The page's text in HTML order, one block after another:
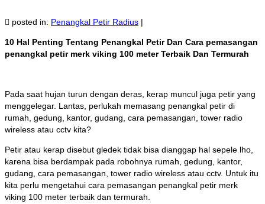
posted in: Penangkal Petir Radius |
10 Hal Penting Tentang Penangkal Petir Dan Cara pemasangan
penangkal petir merk viking 100 meter Terbaik Dan Termurah
Pada saat hujan turun dengan deras, kerap muncul juga petir yang
menggelegar. Lantas, perlukah memasang penangkal petir di
rumah, gedung, kantor, gudang, cara pemasangan, tower radio
wireless atau cctv kita?
Petir atau kerap disebut gledek tidak bisa dianggap hal sepele lho,
karena bisa berdampak pada robohnya rumah, gedung, kantor,
gudang, cara pemasangan, tower radio wireless atau cctv. Untuk itu
kita perlu mengetahui cara pemasangan penangkal petir merk
viking 100 meter terbaik dan termurah.